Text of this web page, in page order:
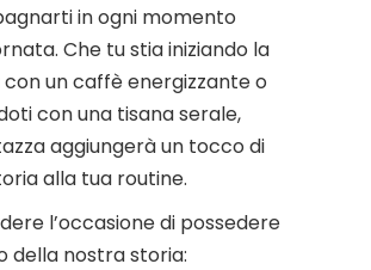
in ogni momento
Che tu stia iniziando la
un caffè energizzante o
con una tisana serale,
aggiungerà un tocco di
alla tua routine.
l’occasione di possedere
della nostra storia: